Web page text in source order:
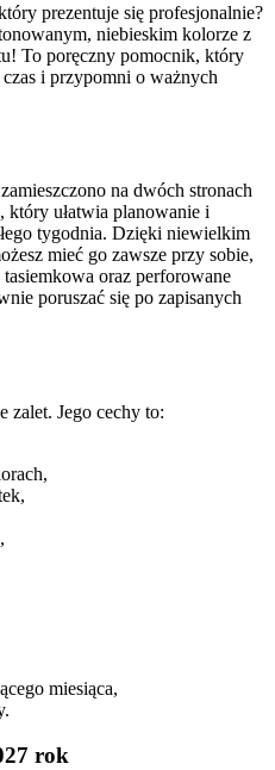
prezentuje się profesjonalnie?
niebieskim kolorze z
To poręczny pomocnik, który
i przypomni o ważnych
na dwóch stronach
ułatwia planowanie i
tygodnia. Dzięki niewielkim
mieć go zawsze przy sobie,
tasiemkowa oraz perforowane
poruszać się po zapisanych
Jego cechy to:
miesiąca,
rok